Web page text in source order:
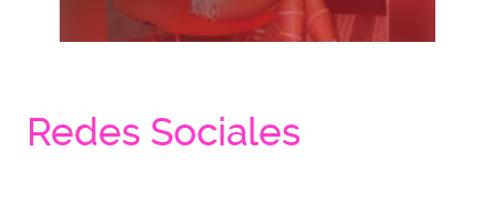
Redes Sociales